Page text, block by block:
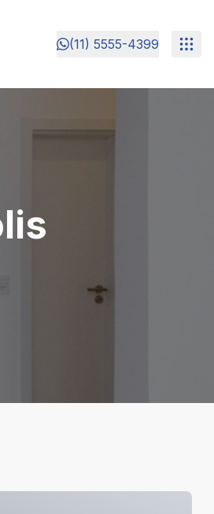
(11) 5555-4399